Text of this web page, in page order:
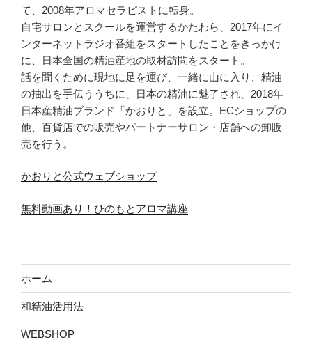
て、2008年アロマセラピストに転身。
自宅サロンとスクールを運営するかたわら、2017年にイ
ンターネットラジオ番組をスタートしたことをきっかけ
に、日本全国の精油産地の取材訪問をスタート。
話を聞くために現地に足を運び、一緒に山に入り、精油
の抽出を手伝ううちに、日本の精油に魅了され、2018年
日本産精油ブランド「かおりと」を設立。ECショップの
他、百貨店での販売やパートナーサロン・店舗への卸販
売を行う。
かおりと公式ウェブショップ
無料動画あり！ひのもとアロマ講座
ホーム
和精油活用法
WEBSHOP